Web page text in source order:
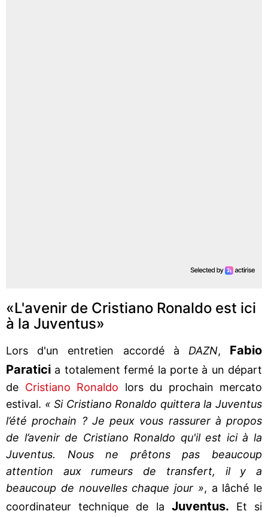
«L'avenir de Cristiano Ronaldo est ici
à la Juventus»
Lors d'un entretien accordé à DAZN, Fabio
Paratici a totalement fermé la porte à un départ
de Cristiano Ronaldo lors du prochain mercato
estival. « Si Cristiano Ronaldo quittera la Juventus
l’été prochain ? Je peux vous rassurer à propos
de l’avenir de Cristiano Ronaldo qu'il est ici à la
Juventus. Nous ne prêtons pas beaucoup
attention aux rumeurs de transfert, il y a
beaucoup de nouvelles chaque jour », a lâché le
coordinateur technique de la Juventus. Et si